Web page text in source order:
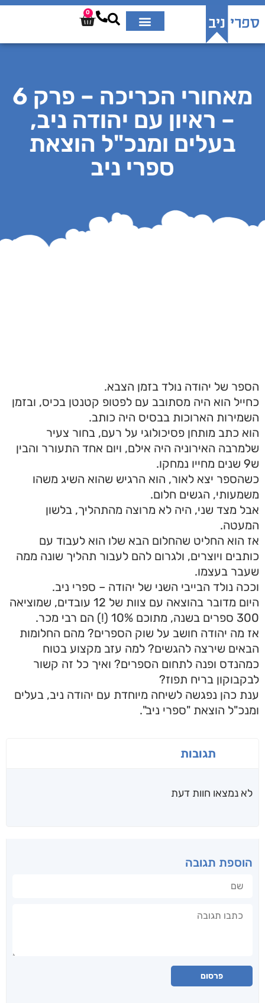
0
מאחורי הכריכה – פרק 6
– ראיון עם יהודה ניב,
בעלים ומנכ"ל הוצאת
ספרי ניב
הספר של יהודה נולד בזמן הצבא.
כחייל הוא היה מסתובב עם לפטופ קטנטן בכיס, ובזמן
השמירות הארוכות בבסיס היה כותב.
הוא כתב מותחן פסיכולוגי על רעם, בחור צעיר
שלמרבה האירוניה היה אילם, ויום אחד התעורר והבין
ש9 שנים מחייו נמחקו.
כשהספר יצא לאור, הוא הרגיש שהוא השיג משהו
משמעותי, הגשים חלום.
אבל מצד שני, היה לא מרוצה מהתהליך, בלשון
המעטה.
אז הוא החליט שהחלום הבא שלו הוא לעבוד עם
כותבים ויוצרים, ולגרום להם לעבור תהליך שונה ממה
שעבר בעצמו.
וככה נולד הבייבי השני של יהודה – ספרי ניב.
היום מדובר בהוצאה עם צוות של 12 עובדים, שמוציאה
300 ספרים בשנה, מתוכם 10% (!) הם רבי מכר.
אז מה יהודה חושב על שוק הספרים? מהם החלומות
הבאים שירצה להגשים? למה עזב מקצוע בטוח
כמהנדס ופנה לתחום הספרים? ואיך כל זה קשור
לבקבוקון בריח תפוז?
ענת כהן נפגשה לשיחה מיוחדת עם יהודה ניב, בעלים
ומנכ"ל הוצאת "ספרי ניב".
תגובות
לא נמצאו חוות דעת
הוספת תגובה
פרסום